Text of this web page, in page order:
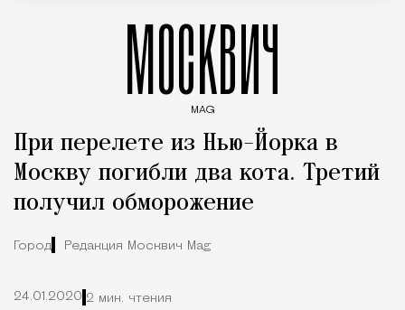
МОСКВИЧ
MAG
Введите ключевые слова для поиска статей
При перелете из Нью-Йорка в
Москву погибли два кота. Третий
получил обморожение
Город Редакция Москвич Mag
24.01.2020 2 мин. чтения